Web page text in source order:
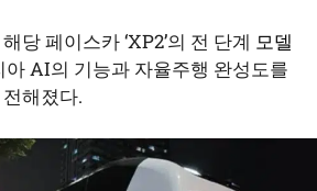
당 페이스카 ‘XP2’의 전 단계 모델
아 AI의 기능과 자율주행 완성도를
해졌다.